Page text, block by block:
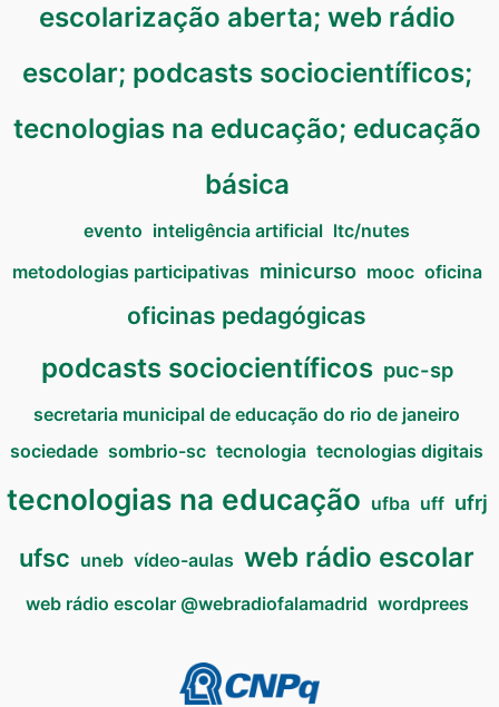
escolarização aberta; web rádio
escolar; podcasts sociocientíficos;
tecnologias na educação; educação
básica
evento inteligência artificial ltc/nutes
metodologias participativas minicurso mooc oficina
oficinas pedagógicas
podcasts sociocientíficos puc-sp
secretaria municipal de educação do rio de janeiro
sociedade sombrio-sc tecnologia tecnologias digitais
tecnologias na educação ufba uff ufrj
ufsc uneb vídeo-aulas web rádio escolar
web rádio escolar @webradiofalamadrid wordprees